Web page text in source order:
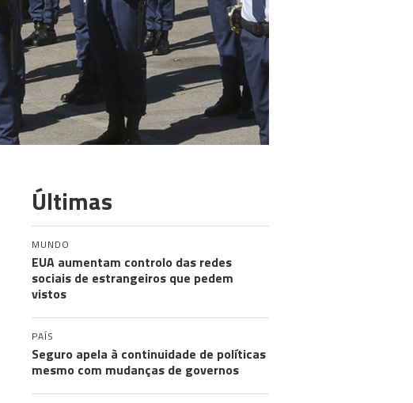
Últimas
MUNDO
EUA aumentam controlo das redes
sociais de estrangeiros que pedem
vistos
PAÍS
Seguro apela à continuidade de políticas
mesmo com mudanças de governos